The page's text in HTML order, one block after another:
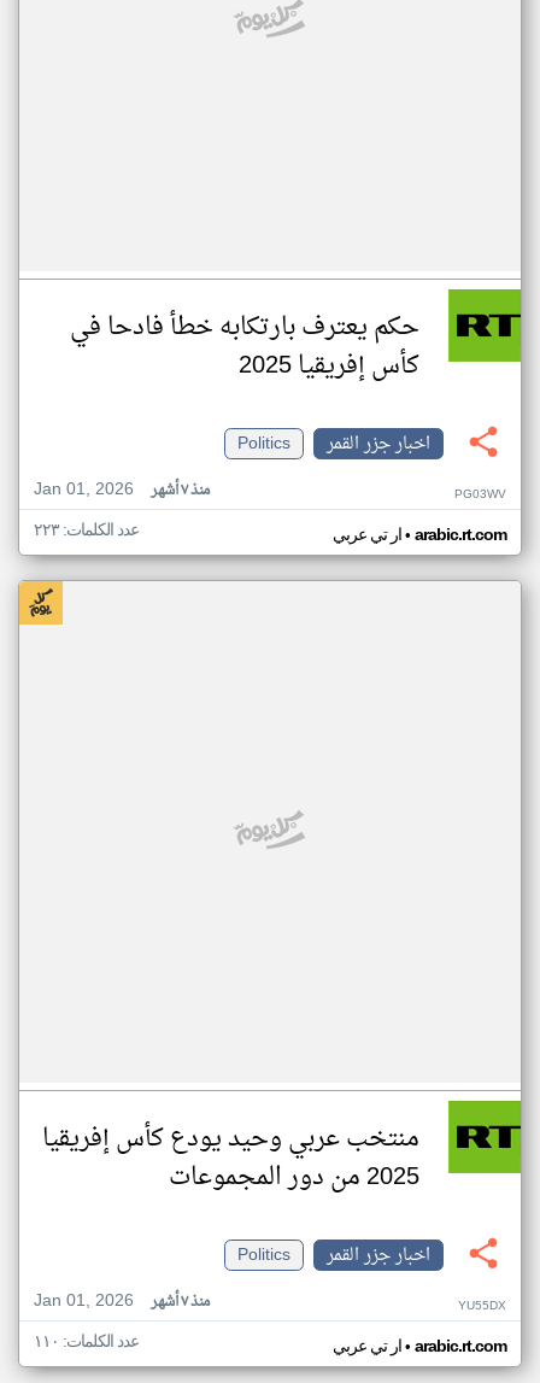
حكم يعترف بارتكابه خطأ فادحا في
كأس إفريقيا 2025
اخبار جزر القمر
Politics
Jan 01, 2026
منذ ٧ أشهر PG03WV
ار تي عربي• arabic.rt.com عدد الكلمات: ٢٢٣
منتخب عربي وحيد يودع كأس إفريقيا
2025 من دور المجموعات
اخبار جزر القمر
Politics
Jan 01, 2026
منذ ٧ أشهر YU55DX
ار تي عربي• arabic.rt.com عدد الكلمات: ١١٠